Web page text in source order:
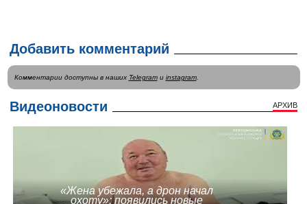
Добавить комментарий
Комментарии доступны в наших Telegramи instagram.
Видеоновости АРХИВ
«Жена убежала, а дрон начал
охоту»: появились новые